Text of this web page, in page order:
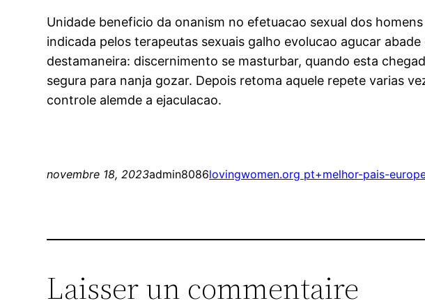
Unidade beneficio da onanism no efetuacao sexual dos
indicada pelos terapeutas sexuais galho evolucao agucar
destamaneira: discernimento se masturbar, quando esta
segura para nanja gozar. Depois retoma aquele repete varias
controle alemde a ejaculacao.
novembre 18, 2023admin8086lovingwomen.org pt+melhor-pais-
Laisser un commentaire